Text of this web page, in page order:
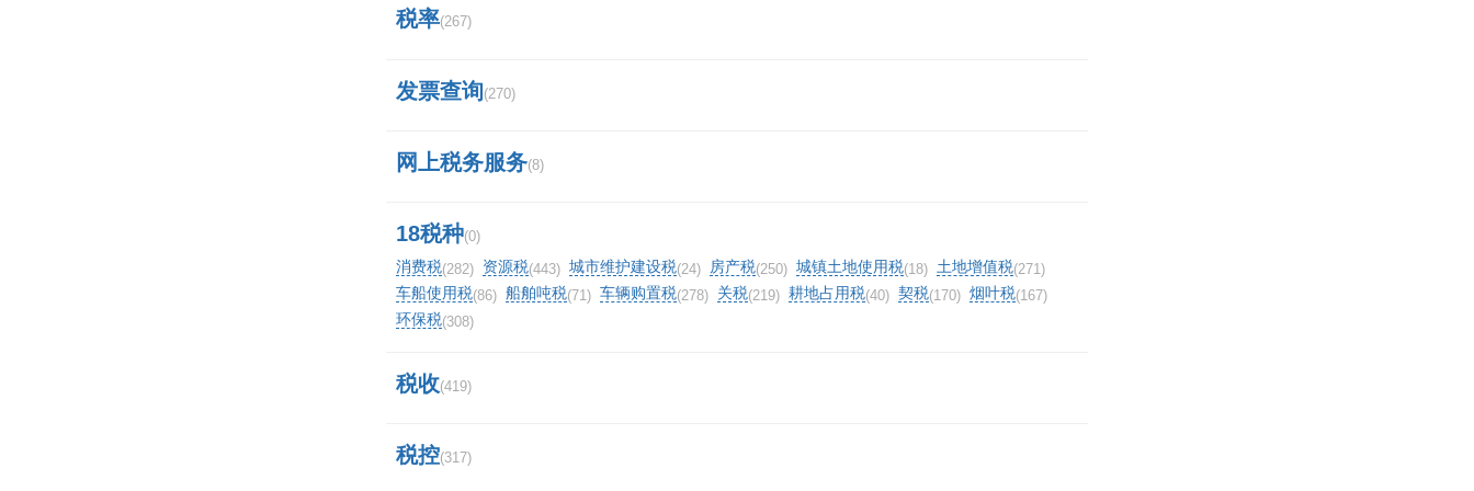
税率(267)
发票查询(270)
网上税务服务(8)
18税种(0)
消费税(282) 资源税(443) 城市维护建设税(24) 房产税(250) 城镇土地使用税(18) 土地增值税(271)
车船使用税(86) 船舶吨税(71) 车辆购置税(278) 关税(219) 耕地占用税(40) 契税(170) 烟叶税(167)
环保税(308)
税收(419)
税控(317)